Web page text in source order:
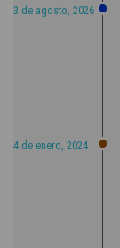
3 de agosto, 2026
4 de enero, 2024